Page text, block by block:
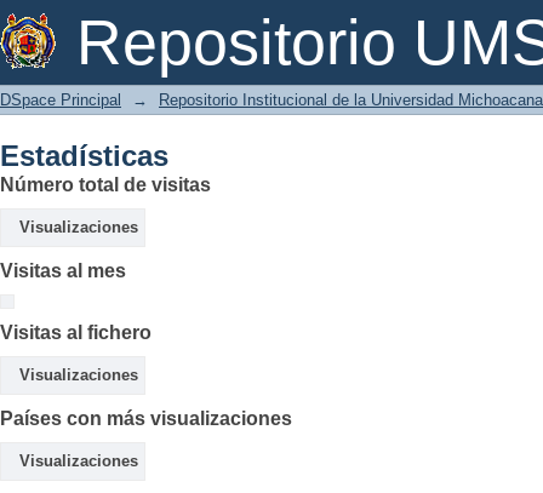
Repositorio
Estadísticas
DSpace Principal → Repositorio Institucional de la Universidad
Estadísticas
Número total de visitas
Visualizaciones
Visitas al mes
Visitas al fichero
Visualizaciones
Países con más visualizaciones
Visualizaciones